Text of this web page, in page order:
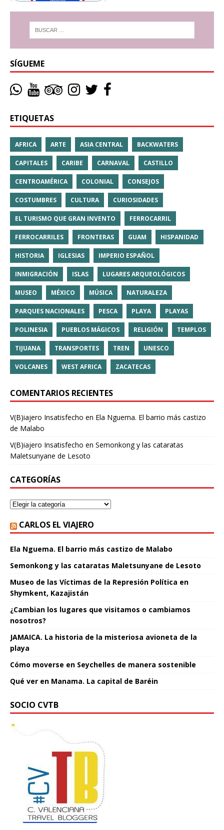
SÍGUEME
ETIQUETAS
AFRICA ARTE ASIA CENTRAL BACKWATERS
CAPITALES CARIBE CARNAVAL CASTILLO
CENTROAMÉRICA COLONIAL CONSEJOS
COSTUMBRES CULTURA CURIOSIDADES
EL TURISMO QUE GRAN INVENTO FERROCARRIL
FERROCARRILES FRONTERAS GUAM HISPANIDAD
HISTORIA IGLESIAS IMPERIO ESPAÑOL
INMIGRACIÓN ISLAS LUGARES ARQUEOLÓGICOS
MUSEO MÉXICO MÚSICA NATURALEZA
PARQUES NACIONALES PESCA PLAYA PLAYAS
POLINESIA PUEBLOS MÁGICOS RELIGIÓN TEMPLOS
TIJUANA TRANSPORTES TREN UNESCO
VOLCANES WEST AFRICA ZACATECAS
COMENTARIOS RECIENTES
V(B)iajero Insatisfecho en Ela Nguema. El barrio más castizo
de Malabo
V(B)iajero Insatisfecho en Semonkong y las cataratas
Maletsunyane de Lesoto
CATEGORÍAS
CARLOS EL VIAJERO
Ela Nguema. El barrio más castizo de Malabo
Semonkong y las cataratas Maletsunyane de Lesoto
Museo de las Víctimas de la Represión Política en
Shymkent, Kazajistán
¿Cambian los lugares que visitamos o cambiamos
nosotros?
JAMAICA. La historia de la misteriosa avioneta de la
playa
Cómo moverse en Seychelles de manera sostenible
Qué ver en Manama. La capital de Baréin
SOCIO CVTB